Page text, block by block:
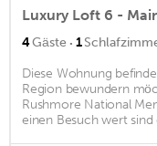
Luxury Loft 6 -
4Gäste · 1
Diese Wohnung
Region bewundern
Rushmore National
einen Besuch wert sind